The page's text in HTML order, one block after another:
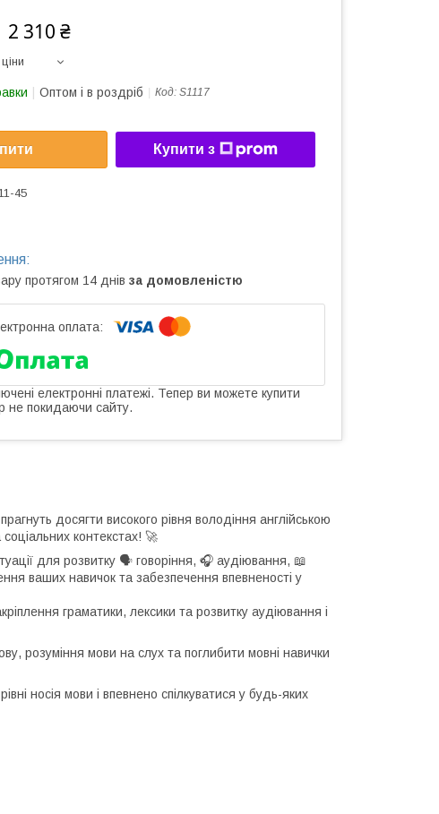
2 310 ₴
Оптом і в роздріб Код: S1117
Купити з
45
протягом 14 днів за домовленістю
електронні платежі. Тепер ви можете купити
не покидаючи сайту.
досягти високого рівня володіння англійською
контекстах! 🚀
для розвитку 🗣 говоріння, 🎧 аудіювання, 📖
ваших навичок та забезпечення впевненості у
граматики, лексики та розвитку аудіювання і
розуміння мови на слух та поглибити мовні навички
носія мови і впевнено спілкуватися у будь-яких